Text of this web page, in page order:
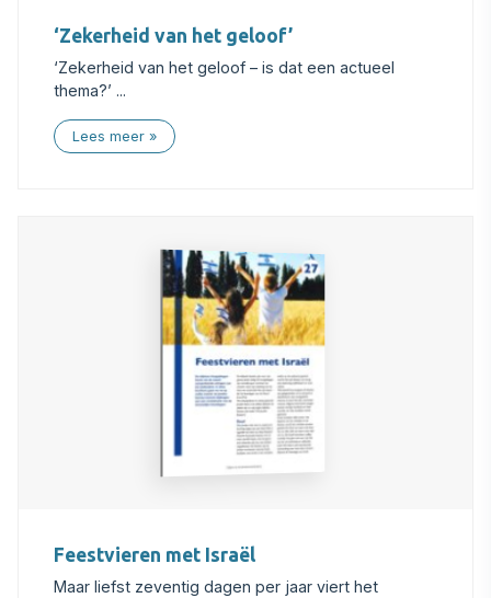
‘Zekerheid van het geloof’
‘Zekerheid van het geloof – is dat een actueel
thema?’ ...
Lees meer
Feestvieren met Israël
Maar liefst zeventig dagen per jaar viert het